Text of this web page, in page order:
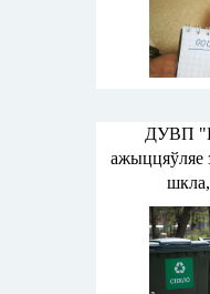
ДУВП
ажыццяўляе